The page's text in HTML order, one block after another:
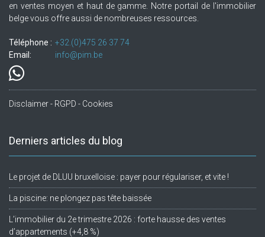
en ventes moyen et haut de gamme. Notre portail de l'immobilier
belge vous offre aussi de nombreuses ressources.
Téléphone : +32.(0)475 26 37 74
Email:
info@pim.be
Disclaimer - RGPD - Cookies
Derniers articles du blog
Le projet de DLUU bruxelloise : payer pour régulariser, et vite !
La piscine: ne plongez pas tête baissée
L’immobilier du 2e trimestre 2026 : forte hausse des ventes
d’appartements (+4,8 %)